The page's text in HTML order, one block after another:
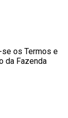
os Termos e
da Fazenda